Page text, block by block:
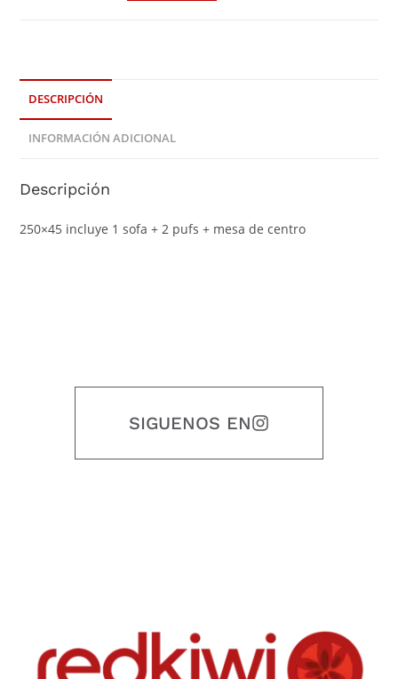
DESCRIPCIÓN
INFORMACIÓN ADICIONAL
Descripción
250×45 incluye 1 sofa + 2 pufs + mesa de centro
SIGUENOS EN